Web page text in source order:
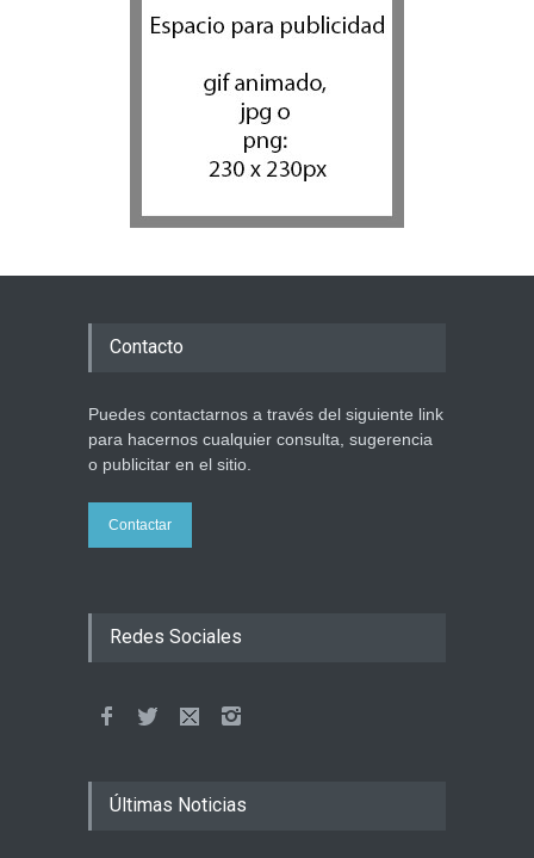
Contacto
Puedes contactarnos a través del siguiente link
para hacernos cualquier consulta, sugerencia
o publicitar en el sitio.
Contactar
Redes Sociales
Últimas Noticias